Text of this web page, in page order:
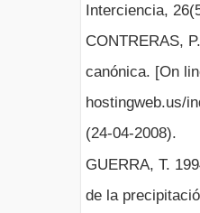
Interciencia,
CONTRERAS,
canónica. [On
hostingweb.us/
(24-04-2008).
GUERRA, T.
de la